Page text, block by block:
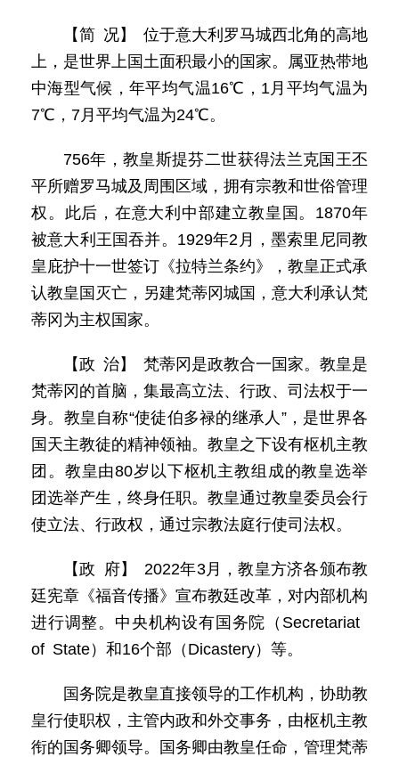
【简 况】 位于意大利罗马城西北角的高地
上，是世界上国土面积最小的国家。属亚热带地
中海型气候，年平均气温16℃，1月平均气温为
7℃，7月平均气温为24℃。
756年，教皇斯提芬二世获得法兰克国王丕
平所赠罗马城及周围区域，拥有宗教和世俗管理
权。此后，在意大利中部建立教皇国。1870年
被意大利王国吞并。1929年2月，墨索里尼同教
皇庇护十一世签订《拉特兰条约》，教皇正式承
认教皇国灭亡，另建梵蒂冈城国，意大利承认梵
蒂冈为主权国家。
【政 治】 梵蒂冈是政教合一国家。教皇是
梵蒂冈的首脑，集最高立法、行政、司法权于一
身。教皇自称“使徒伯多禄的继承人”，是世界各
国天主教徒的精神领袖。教皇之下设有枢机主教
团。教皇由80岁以下枢机主教组成的教皇选举
团选举产生，终身任职。教皇通过教皇委员会行
使立法、行政权，通过宗教法庭行使司法权。
【政 府】 2022年3月，教皇方济各颁布教
廷宪章《福音传播》宣布教廷改革，对内部机构
进行调整。中央机构设有国务院（Secretariat
of State）和16个部（Dicastery）等。
国务院是教皇直接领导的工作机构，协助教
皇行使职权，主管内政和外交事务，由枢机主教
衔的国务卿领导。国务卿由教皇任命，管理梵蒂